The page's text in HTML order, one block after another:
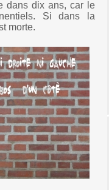
dans dix ans, car le
Si dans la
morte.